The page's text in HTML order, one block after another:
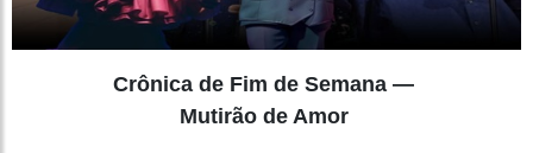
Crônica de Fim de Semana —
Mutirão de Amor